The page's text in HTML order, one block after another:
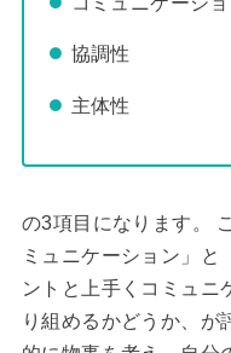
協調性
主体性
の3項目になります。
ミュニケーション」と
ントと上手くコミュニ
り組めるかどうか、が